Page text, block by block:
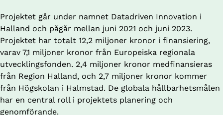
Projektet går under namnet Datadriven Innovation i
Halland och pågår mellan juni 2021 och juni 2023.
Projektet har totalt 12,2 miljoner kronor i finansiering,
varav 7,1 miljoner kronor från Europeiska regionala
utvecklingsfonden. 2,4 miljoner kronor medfinansieras
från Region Halland, och 2,7 miljoner kronor kommer
från Högskolan i Halmstad. De globala hållbarhetsmålen
har en central roll i projektets planering och
genomförande.